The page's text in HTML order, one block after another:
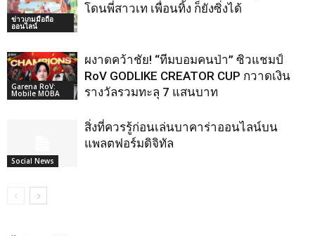
ข่าวเกมมือถือ
ออนไลน์
โดนพี่สาวเท เพื่อนทิ้ง ก็ยังซิ่งได้
Garena RoV:
Mobile MOBA
ผงาดคว้าชัย! “ทีมบอมคนป่า” ซิวแชมป์
RoV GODLIKE CREATOR CUP กวาดเงิน
รางวัลรวมทะลุ 7 แสนบาท
Social News
สิ่งที่ควรรู้ก่อนเล่นบาคาร่าออนไลน์บน
แพลตฟอร์มดิจิทัล